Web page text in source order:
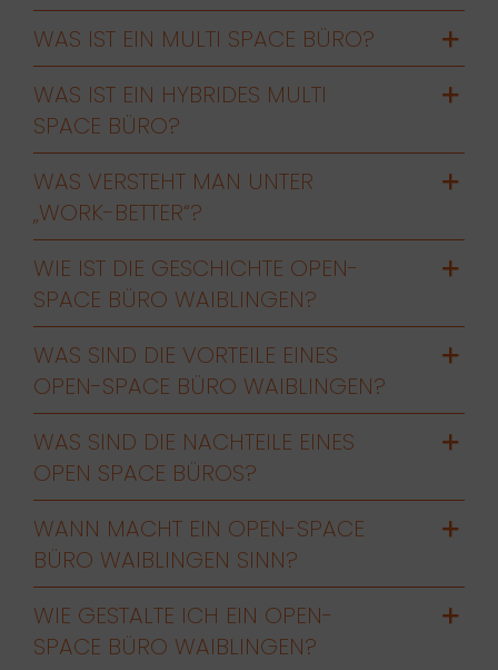
WAS IST EIN MULTI SPACE BÜRO?
WAS IST EIN HYBRIDES MULTI
SPACE BÜRO?
WAS VERSTEHT MAN UNTER
„WORK-BETTER“?
WIE IST DIE GESCHICHTE OPEN-
SPACE BÜRO WAIBLINGEN?
WAS SIND DIE VORTEILE EINES
OPEN-SPACE BÜRO WAIBLINGEN?
WAS SIND DIE NACHTEILE EINES
OPEN SPACE BÜROS?
WANN MACHT EIN OPEN-SPACE
BÜRO WAIBLINGEN SINN?
WIE GESTALTE ICH EIN OPEN-
SPACE BÜRO WAIBLINGEN?